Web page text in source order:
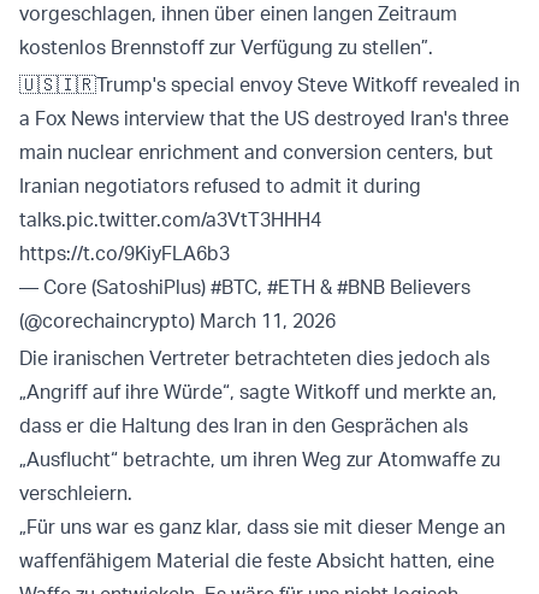
vorgeschlagen, ihnen über einen langen Zeitraum
kostenlos Brennstoff zur Verfügung zu stellen”.
🇺🇸🇮🇷Trump's special envoy Steve Witkoff revealed in
a Fox News interview that the US destroyed Iran's three
main nuclear enrichment and conversion centers, but
Iranian negotiators refused to admit it during
talks.pic.twitter.com/a3VtT3HHH4
https://t.co/9KiyFLA6b3
— Core (SatoshiPlus) #BTC, #ETH & #BNB Believers
(@corechaincrypto) March 11, 2026
Die iranischen Vertreter betrachteten dies jedoch als
„Angriff auf ihre Würde“, sagte Witkoff und merkte an,
dass er die Haltung des Iran in den Gesprächen als
„Ausflucht“ betrachte, um ihren Weg zur Atomwaffe zu
verschleiern.
„Für uns war es ganz klar, dass sie mit dieser Menge an
waffenfähigem Material die feste Absicht hatten, eine